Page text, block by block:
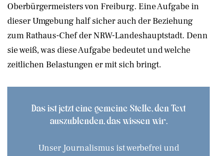
Oberbürgermeisters von Freiburg. Eine Aufgabe in
dieser Umgebung half sicher auch der Beziehung
zum Rathaus-Chef der NRW-Landeshauptstadt. Denn
sie weiß, was diese Aufgabe bedeutet und welche
zeitlichen Belastungen er mit sich bringt.
Das ist jetzt eine gemeine Stelle, den Text
auszublenden, das wissen wir.
Unser Journalismus ist werbefrei und